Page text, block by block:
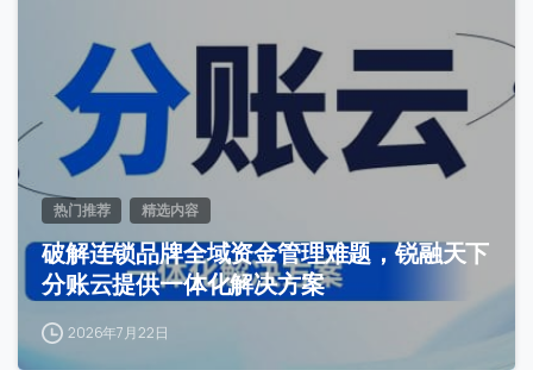
热门推荐 精选内容
破解连锁品牌全域资金管理难题，锐融天下
分账云提供一体化解决方案
2026年7月22日